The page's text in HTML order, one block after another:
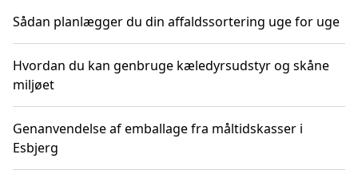
Sådan planlægger du din affaldssortering uge for uge
Hvordan du kan genbruge kæledyrsudstyr og skåne
miljøet
Genanvendelse af emballage fra måltidskasser i
Esbjerg